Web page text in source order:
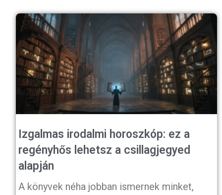
Izgalmas irodalmi horoszkóp: ez a
regényhős lehetsz a csillagjegyed
alapján
A könyvek néha jobban ismernek minket,